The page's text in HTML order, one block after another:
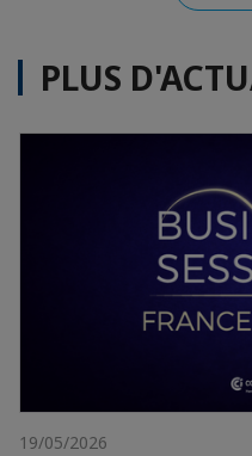
PLUS
19/05/2026